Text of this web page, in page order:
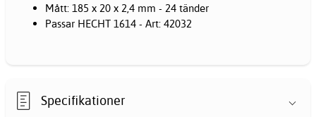
Mått: 185 x 20 x 2,4 mm - 24 tänder
Passar HECHT 1614 - Art: 42032
Specifikationer